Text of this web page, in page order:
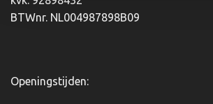
op
de
BTWnr. NL004987898B09
Openingstijden: